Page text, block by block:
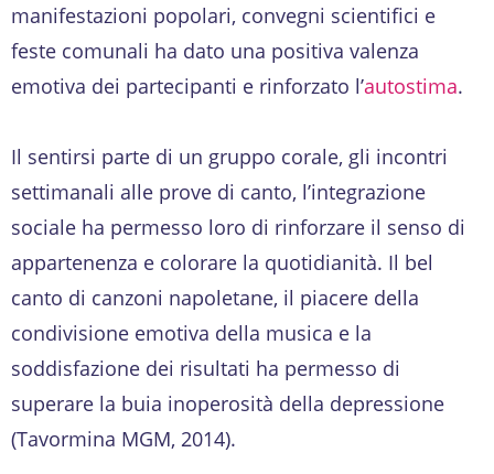
manifestazioni popolari, convegni scientifici e
feste comunali ha dato una positiva valenza
emotiva dei partecipanti e rinforzato l’autostima.
Il sentirsi parte di un gruppo corale, gli incontri
settimanali alle prove di canto, l’integrazione
sociale ha permesso loro di rinforzare il senso di
appartenenza e colorare la quotidianità. Il bel
canto di canzoni napoletane, il piacere della
condivisione emotiva della musica e la
soddisfazione dei risultati ha permesso di
superare la buia inoperosità della depressione
(Tavormina MGM, 2014).